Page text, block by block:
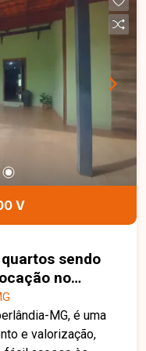
para
bem
uma suíte com
que mais
contato e
V
sendo
no
MG, é uma
e valorização,